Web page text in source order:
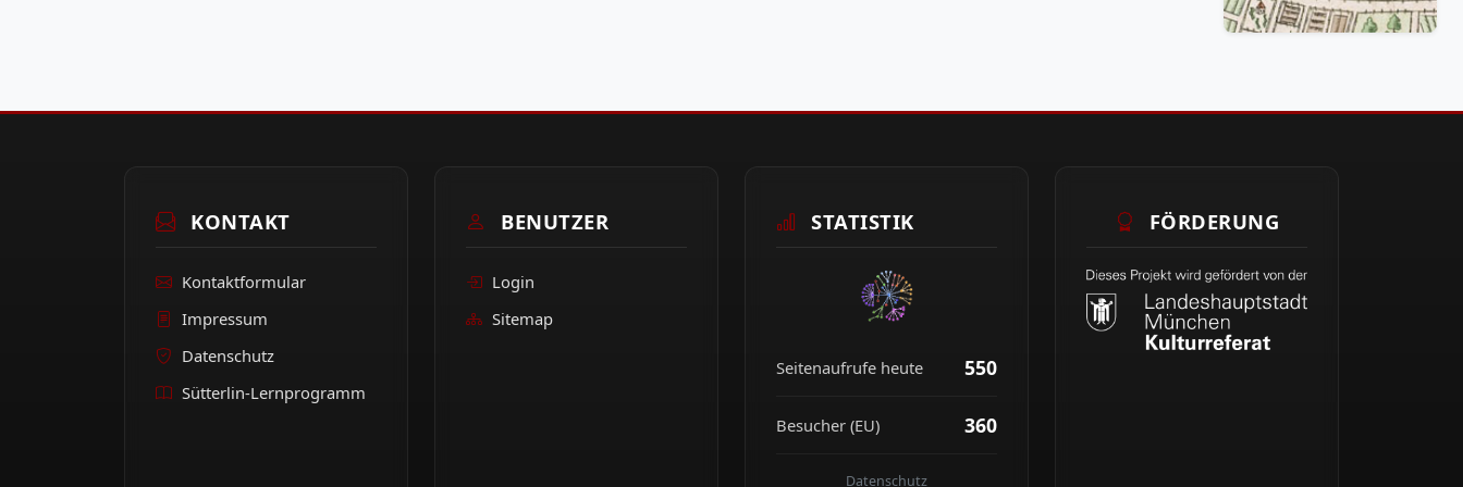
KONTAKT
Kontaktformular
Impressum
Datenschutz
Sütterlin-Lernprogramm
BENUTZER
Login
Sitemap
STATISTIK
Seitenaufrufe heute 550
Besucher (EU) 360
Datenschutz
FÖRDERUNG